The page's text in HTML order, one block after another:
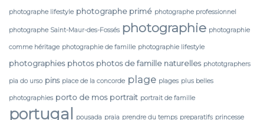
photographe lifestyle photographe primé photographe professionnel
photographe Saint-Maur-des-Fossés photographie photographie
comme héritage photographie de famille photographie lifestyle
photographies photos photos de famille naturelles phototgraphers
pia do urso pins place de la concorde plage plages plus belles
photographies porto de mos portrait portrait de famille
portugal pousada praia prendre du temps preparatifs princesse